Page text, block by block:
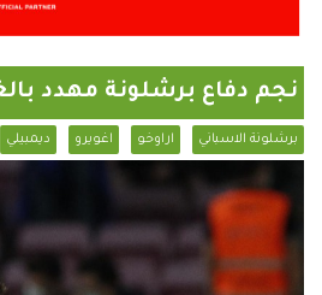
نجم دفاع برشلونة مهدد
برشلونة الاسباني اراوخو اغويرو ديمبيلي